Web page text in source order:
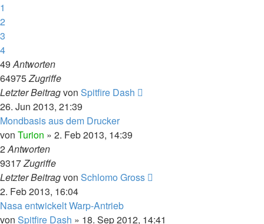
1
2
3
4
49Antworten
64975Zugriffe
Letzter Beitragvon Spitfire Dash
26. Jun 2013, 21:39
Mondbasis aus dem Drucker
von Turion » 2. Feb 2013, 14:39
2Antworten
9317Zugriffe
Letzter Beitragvon Schlomo Gross
2. Feb 2013, 16:04
Nasa entwickelt Warp-Antrieb
von Spitfire Dash » 18. Sep 2012, 14:41